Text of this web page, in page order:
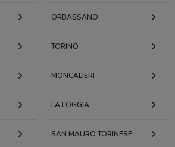
ORBASSANO
TORINO
MONCALIERI
LA LOGGIA
SAN MAURO TORINESE